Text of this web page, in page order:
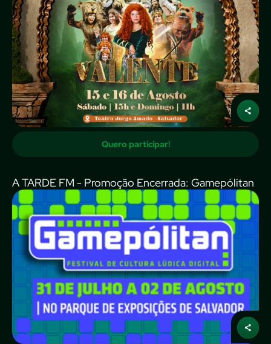
Quero participar!
A TARDE FM - Promoção Encerrada: Gamepólitan